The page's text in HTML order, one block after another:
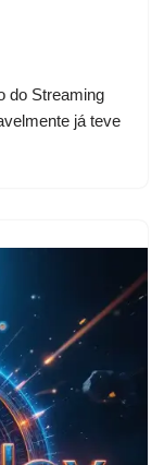
do Streaming
já teve